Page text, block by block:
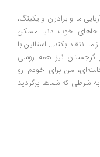
برادران وایکینگ،
خوب دنیا مسکن
بکند... استالین با
نیز همه روسی
من برای خودم رو
که شماها برگردید